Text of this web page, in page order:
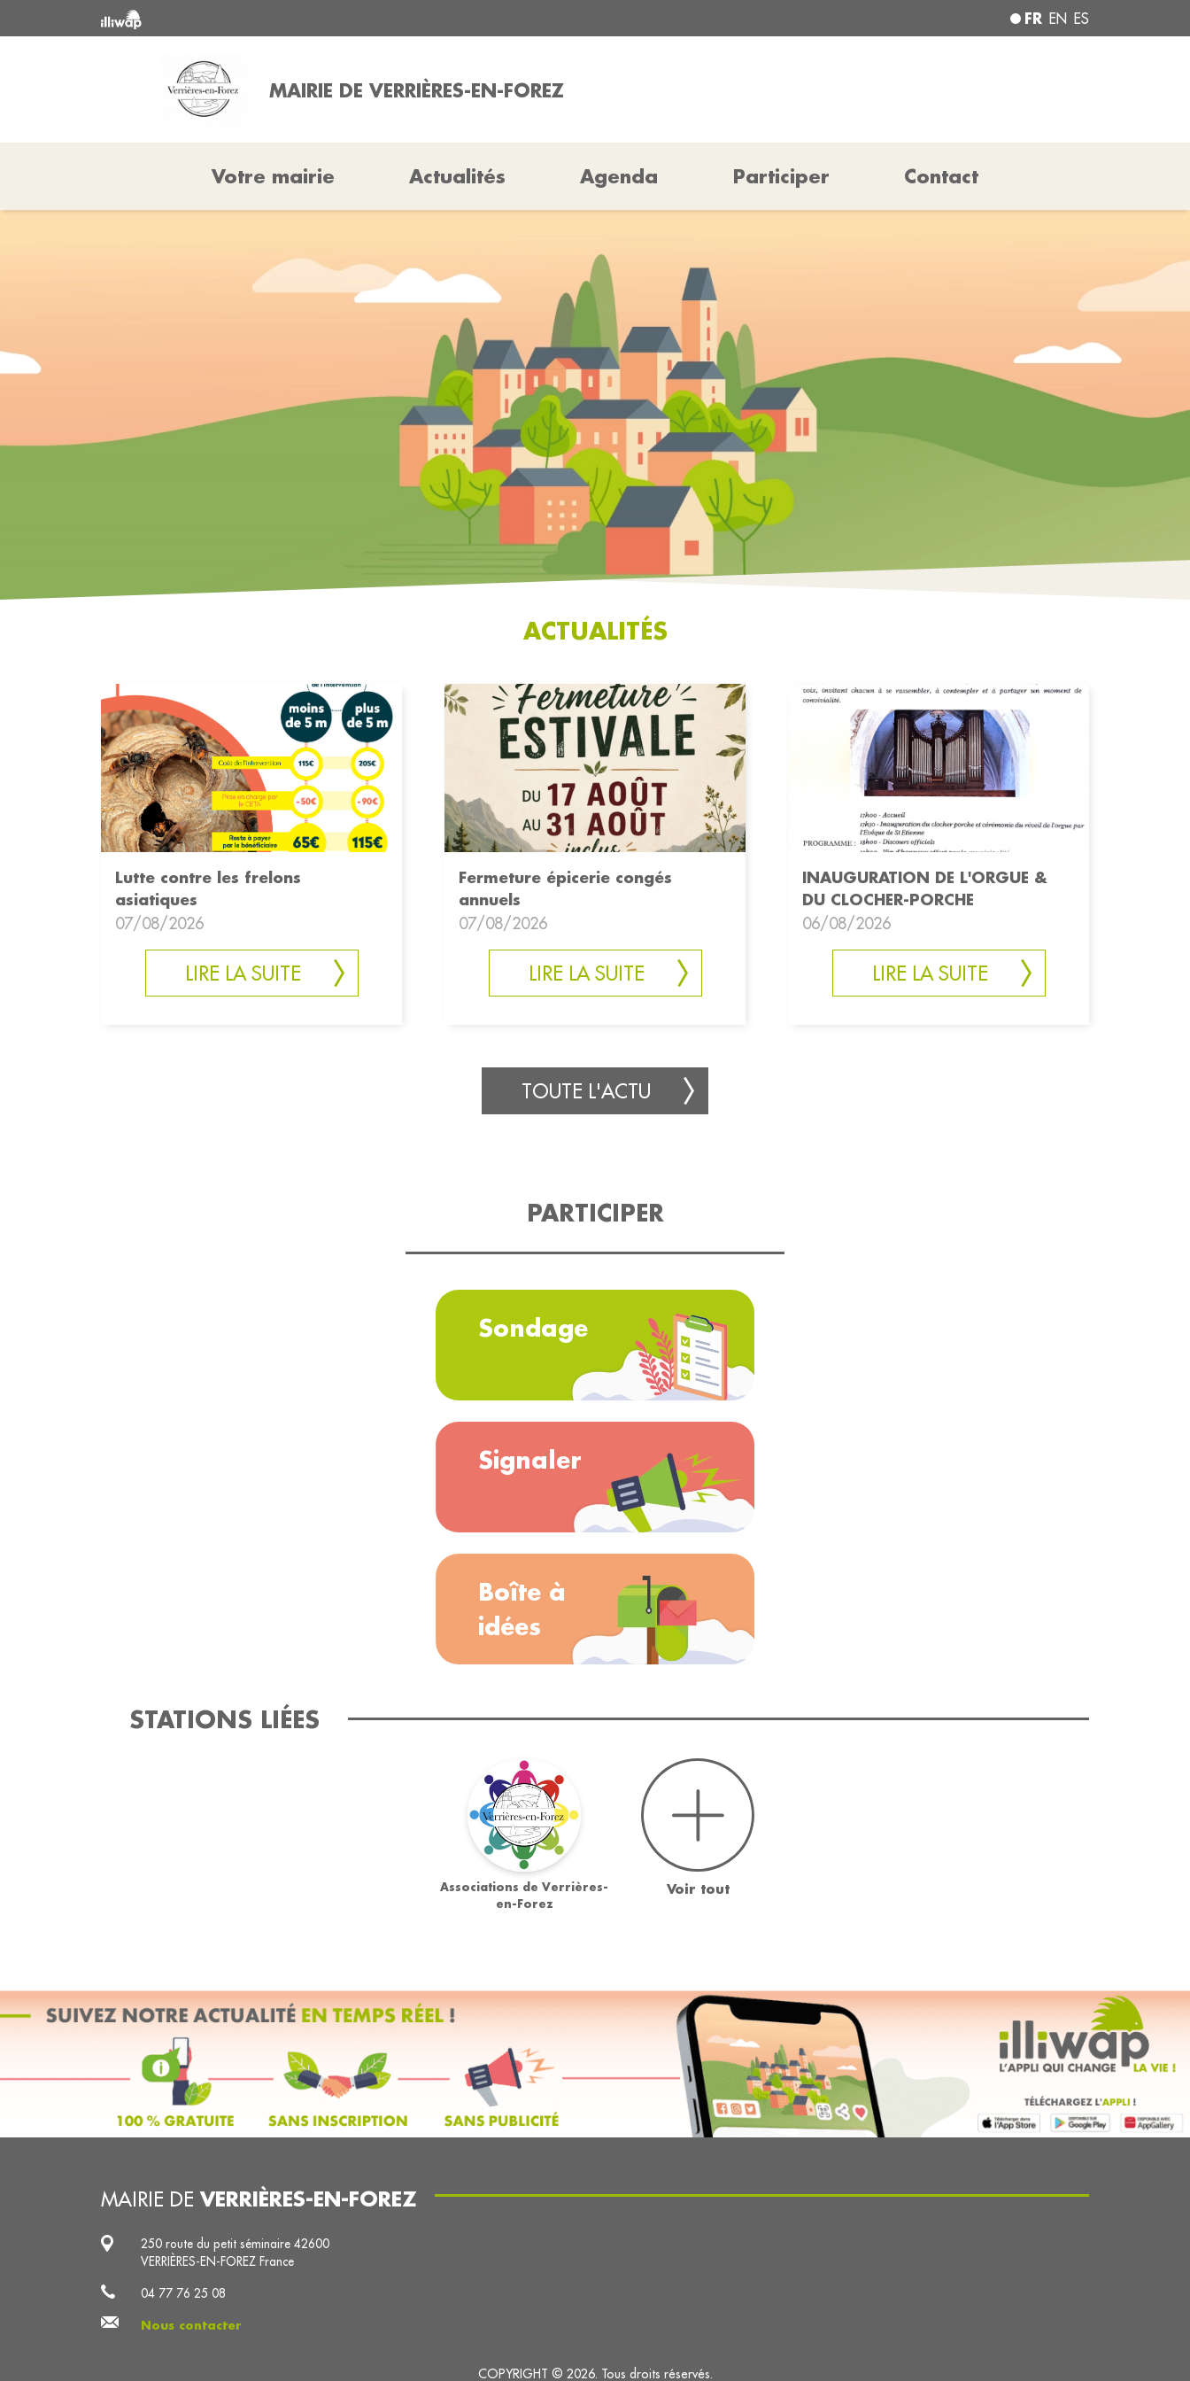
FR EN ES
MAIRIE DE VERRIÈRES-EN-FOREZ
Votre mairie Actualités Agenda Participer Contact
ACTUALITÉS
Lutte contre les frelons
asiatiques
07/08/2026
LIRE LA SUITE
Fermeture épicerie congés
annuels
07/08/2026
LIRE LA SUITE
INAUGURATION DE L'ORGUE &
DU CLOCHER-PORCHE
06/08/2026
LIRE LA SUITE
TOUTE L'ACTU
PARTICIPER
Sondage
Signaler
Boîte à
idées
STATIONS LIÉES
Associations de Verrières-
en-Forez
Voir tout
MAIRIE DE VERRIÈRES-EN-FOREZ
250 route du petit séminaire 42600
VERRIÈRES-EN-FOREZ France
04 77 76 25 08
Nous contacter
COPYRIGHT © 2026. Tous droits réservés.